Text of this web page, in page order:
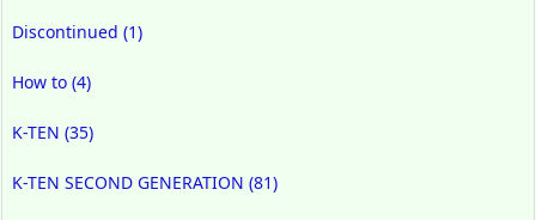
Discontinued (1)
How to (4)
K-TEN (35)
K-TEN SECOND GENERATION (81)